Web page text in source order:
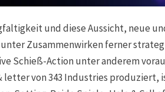
und diese Aussicht, neue
Zusammenwirken ferner
Schieß-Action unter anderem
letter von 343 Industries